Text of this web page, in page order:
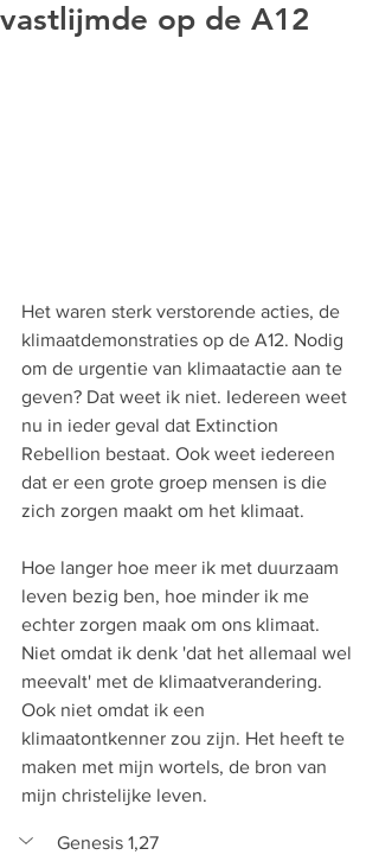
vastlijmde op de A12
Het waren sterk verstorende acties, de
klimaatdemonstraties op de A12. Nodig
om de urgentie van klimaatactie aan te
geven? Dat weet ik niet. Iedereen weet
nu in ieder geval dat Extinction
Rebellion bestaat. Ook weet iedereen
dat er een grote groep mensen is die
zich zorgen maakt om het klimaat.
Hoe langer hoe meer ik met duurzaam
leven bezig ben, hoe minder ik me
echter zorgen maak om ons klimaat.
Niet omdat ik denk 'dat het allemaal wel
meevalt' met de klimaatverandering.
Ook niet omdat ik een
klimaatontkenner zou zijn. Het heeft te
maken met mijn wortels, de bron van
mijn christelijke leven.
Genesis 1,27